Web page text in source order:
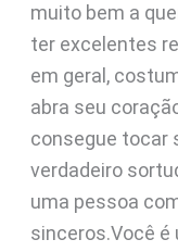
muito bem a
ter excelentes
em geral,
abra seu
consegue tocar
verdadeiro
uma pessoa
sinceros.Você é